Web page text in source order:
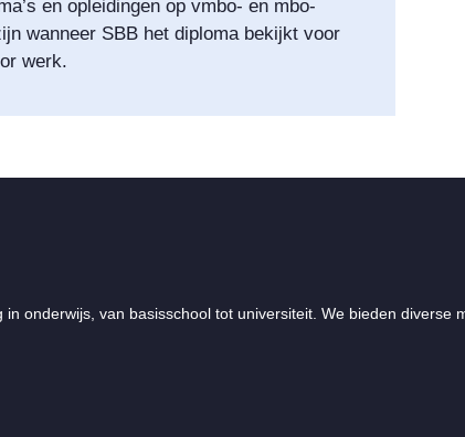
en opleidingen op vmbo- en mbo-
wanneer SBB het diploma bekijkt voor
werk.
onderwijs, van basisschool tot universiteit. We bieden diverse